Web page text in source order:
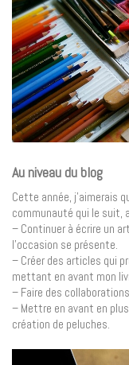
Au niveau du blog
Cette année, j’aimerais
communauté qui le suit,
– Continuer à écrire un
l’occasion se présente.
– Créer des articles qui
mettant en avant mon
– Faire des
– Mettre en avant en
création de peluches.